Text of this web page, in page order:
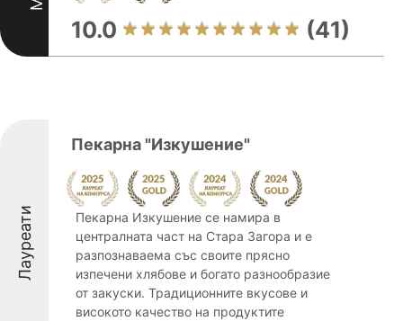
10.0 (41)
Лауреати
Пекарна "Изкушение"
Пекарна Изкушение се намира в
централната част на Стара Загора и е
разпознаваема със своите прясно
изпечени хлябове и богато разнообразие
от закуски. Традиционните вкусове и
високото качество на продуктите